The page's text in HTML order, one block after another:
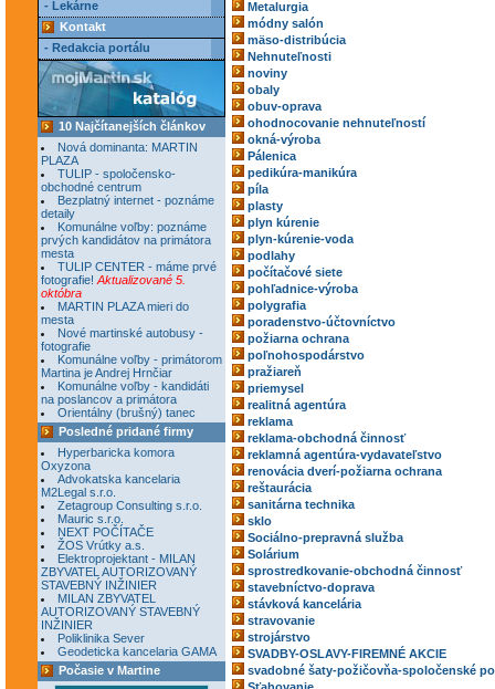
- Lekárne
Kontakt
- Redakcia portálu
10 Najčítanejších článkov
Nová dominanta: MARTIN
PLAZA
TULIP - spoločensko-
obchodné centrum
Bezplatný internet - poznáme
detaily
Komunálne voľby: poznáme
prvých kandidátov na primátora
mesta
TULIP CENTER - máme prvé
fotografie! Aktualizované 5.
októbra
MARTIN PLAZA mieri do
mesta
Nové martinské autobusy -
fotografie
Komunálne voľby - primátorom
Martina je Andrej Hrnčiar
Komunálne voľby - kandidáti
na poslancov a primátora
Orientálny (brušný) tanec
Posledné pridané firmy
Hyperbaricka komora
Oxyzona
Advokatska kancelaria
M2Legal s.r.o.
Zetagroup Consulting s.r.o.
Mauric s.r.o.
NEXT POČÍTAČE
ŽOS Vrútky a.s.
Elektroprojektant - MILAN
ZBYVATEL AUTORIZOVANÝ
STAVEBNÝ INŽINIER
MILAN ZBYVATEL
AUTORIZOVANÝ STAVEBNÝ
INŽINIER
Poliklinika Sever
Geodeticka kancelaria GAMA
Počasie v Martine
Metalurgia
módny salón
mäso-distribúcia
Nehnuteľnosti
noviny
obaly
obuv-oprava
ohodnocovanie nehnuteľností
okná-výroba
Pálenica
pedikúra-manikúra
píla
plasty
plyn kúrenie
plyn-kúrenie-voda
podlahy
počítačové siete
pohľadnice-výroba
polygrafia
poradenstvo-účtovníctvo
požiarna ochrana
poľnohospodárstvo
pražiareň
priemysel
realitná agentúra
reklama
reklama-obchodná činnosť
reklamná agentúra-vydavateľstvo
renovácia dverí-požiarna ochrana
reštaurácia
sanitárna technika
sklo
Sociálno-prepravná služba
Solárium
sprostredkovanie-obchodná činnosť
stavebníctvo-doprava
stávková kancelária
stravovanie
strojárstvo
SVADBY-OSLAVY-FIREMNÉ AKCIE
svadobné šaty-požičovňa-spoločenské